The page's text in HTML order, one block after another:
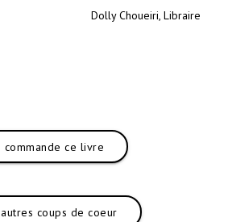
Dolly Choueiri, Libraire
commande ce livre
coups de coeur